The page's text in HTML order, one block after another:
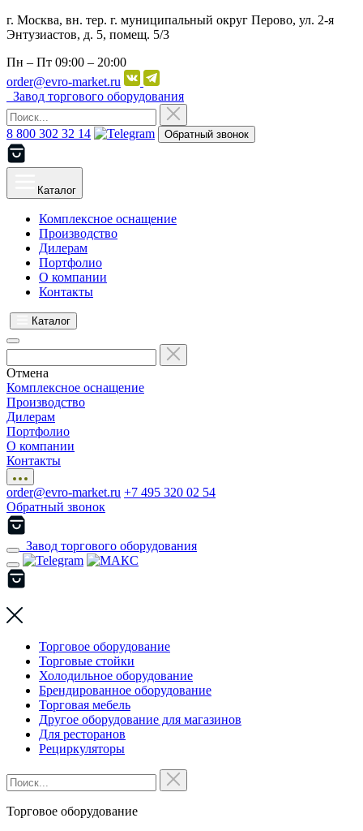
г. Москва, вн. тер. г. муниципальный округ Перово, ул. 2-я
Энтузиастов, д. 5, помещ. 5/3
Пн – Пт 09:00 – 20:00
order@evro-market.ru
Завод торгового оборудования
8 800 302 32 14 Обратный звонок
Каталог
Комплексное оснащение
Производство
Дилерам
Портфолио
О компании
Контакты
Каталог
Отмена
Комплексное оснащение
Производство
Дилерам
Портфолио
О компании
Контакты
order@evro-market.ru +7 495 320 02 54
Обратный звонок
Завод торгового оборудования
Торговое оборудование
Торговые стойки
Холодильное оборудование
Брендированное оборудование
Торговая мебель
Другое оборудование для магазинов
Для ресторанов
Рециркуляторы
Торговое оборудование